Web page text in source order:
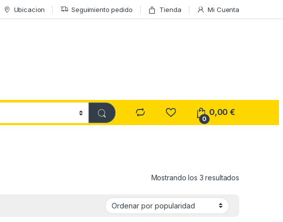
Ubicacion Seguimiento pedido Tienda Mi Cuenta
0
0,00€
Mostrando los 3 resultados